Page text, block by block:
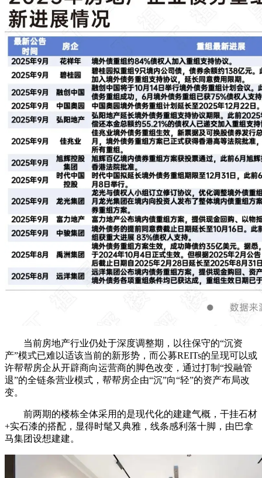
当前房地产行业仍处于深度调整期，以往保守的“沉资
产”模式已难以适该当前的新形势，而公募REITs的呈现可以或
许帮帮房企从开辟商向运营商的脚色改变，通过打制“投融管
退”的全链条营业模式，帮帮房企由“沉”向“轻”的资产布局改
变。
前两期的楼栋全体采用的是现代化的建建气概，干挂石材
+实石漆的搭配，显得时髦又典雅，线条感利落十脚，由巴拿
马集团设想建建。